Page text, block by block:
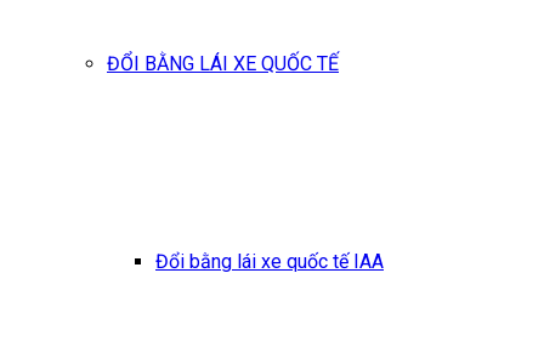
ĐỔI BẰNG LÁI XE QUỐC TẾ
Đổi bằng lái xe quốc tế IAA